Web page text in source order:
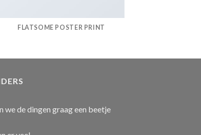
FLATSOME POSTER PRINT
we de dingen graag een beetje